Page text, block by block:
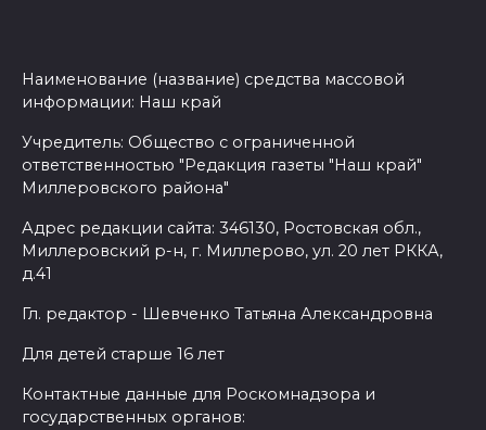
Наименование (название) средства массовой
информации: Наш край
Учредитель: Общество с ограниченной
ответственностью "Редакция газеты "Наш край"
Миллеровского района"
Адрес редакции сайта: 346130, Ростовская обл.,
Миллеровский р-н, г. Миллерово, ул. 20 лет РККА,
д.41
Гл. редактор - Шевченко Татьяна Александровна
Для детей старше 16 лет
Контактные данные для Роскомнадзора и
государственных органов: